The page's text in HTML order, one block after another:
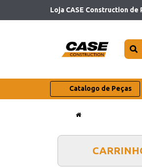
Loja CASE Construction de
Catalogo de Peças